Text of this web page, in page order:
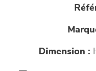
Dimension :